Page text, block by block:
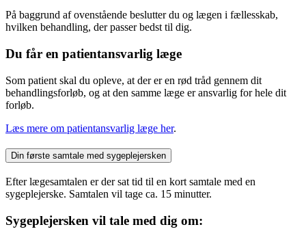
På baggrund af ovenstående beslutter du og lægen i fællesskab,
hvilken behandling, der passer bedst til dig.
Du får en patientansvarlig læge
Som patient skal du opleve, at der er en rød tråd gennem dit
behandlingsforløb, og at den samme læge er ansvarlig for hele dit
forløb.
Læs mere om patientansvarlig læge her.
Din første samtale med sygeplejersken
Efter lægesamtalen er der sat tid til en kort samtale med en
sygeplejerske. Samtalen vil tage ca. 15 minutter.
Sygeplejersken vil tale med dig om: